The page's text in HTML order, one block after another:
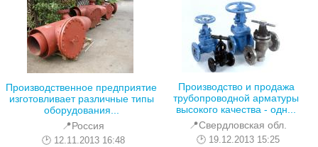
Производственное предприятие
изготовливает различные типы
оборудования...
📍Россия
12.11.2013 16:48
Производство и продажа
трубопроводной арматуры
высокого качества - одн...
📍Свердловская обл.
19.12.2013 15:25